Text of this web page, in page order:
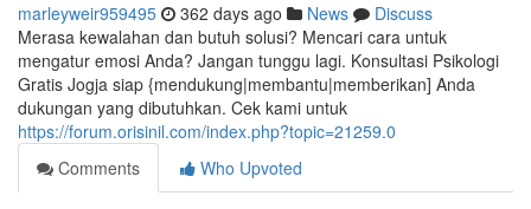
marleyweir959495 362 days ago News
Discuss
Merasa kewalahan dan butuh solusi? Mencari cara untuk
mengatur emosi Anda? Jangan tunggu lagi. Konsultasi Psikologi
Gratis Jogja siap {mendukung|membantu|memberikan] Anda
dukungan yang dibutuhkan. Cek kami untuk
https://forum.orisinil.com/index.php?topic=21259.0
Comments
Who Upvoted